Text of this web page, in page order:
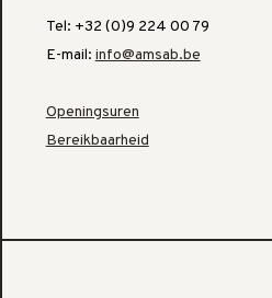
Tel: +32 (0)9 224 00 79
E-mail: info@amsab.be
Openingsuren
Bereikbaarheid